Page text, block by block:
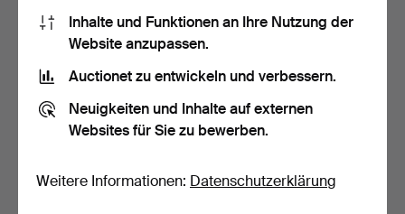
Inhalte und Funktionen an Ihre Nutzung der
Website anzupassen.
Auctionet zu entwickeln und verbessern.
Neuigkeiten und Inhalte auf externen
Websites für Sie zu bewerben.
Weitere Informationen: Datenschutzerklärung